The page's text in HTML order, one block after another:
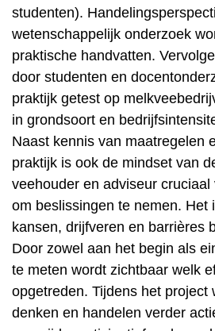
studenten).
wetenschappelijk onderzoek
praktische handvatten.
door studenten en
praktijk getest op
in grondsoort en
Naast kennis van maatregelen
praktijk is ook de mindset van
veehouder en adviseur
om beslissingen te nemen. Het
kansen, drijfveren en barrières
Door zowel aan het begin als
te meten wordt zichtbaar welk
opgetreden. Tijdens het project
denken en handelen verder